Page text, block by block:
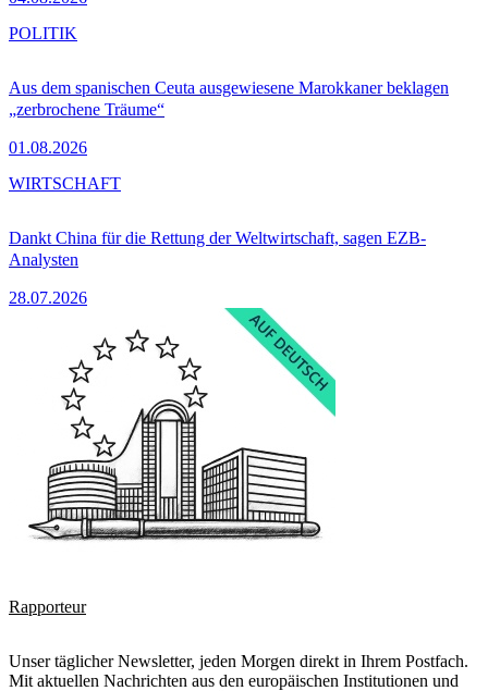
Aus dem spanischen Ceuta ausgewiesene Marokkaner beklagen
„zerbrochene Träume“
01.08.2026
POLITIK
Dankt China für die Rettung der Weltwirtschaft, sagen EZB-
Analysten
28.07.2026
WIRTSCHAFT
Rapporteur
Unser täglicher Newsletter, jeden Morgen direkt in Ihrem Postfach.
Mit aktuellen Nachrichten aus den europäischen Institutionen und